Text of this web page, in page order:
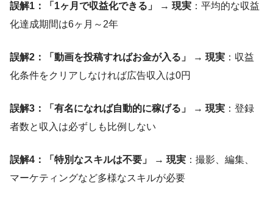
誤解1：「1ヶ月で収益化できる」 → 現実 ：平均的な収益
化達成期間は6ヶ月～2年
誤解2：「動画を投稿すればお金が入る」 → 現実 ：収益
化条件をクリアしなければ広告収入は0円
誤解3：「有名になれば自動的に稼げる」 → 現実 ：登録
者数と収入は必ずしも比例しない
誤解4：「特別なスキルは不要」 → 現実 ：撮影、編集、
マーケティングなど多様なスキルが必要